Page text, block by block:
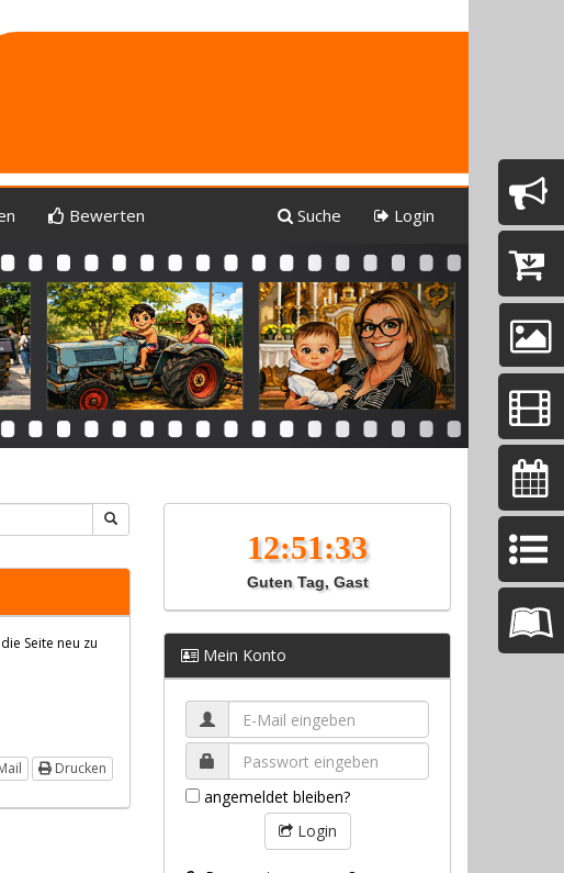
Bewerten Suche Login
Next
Seite neu zu
Drucken
Guten Tag, Gast
Mein Konto
angemeldet bleiben?
Login